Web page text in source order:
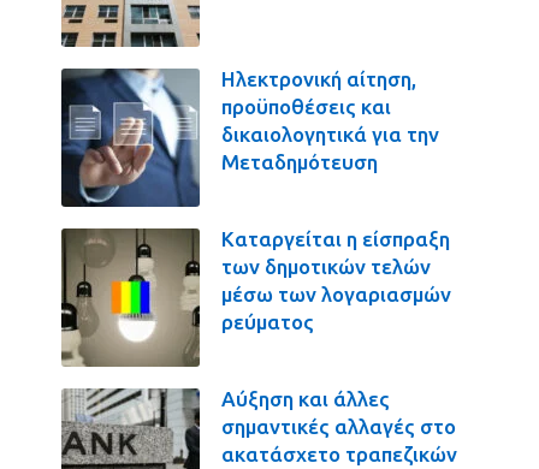
Ηλεκτρονική αίτηση,
προϋποθέσεις και
δικαιολογητικά για την
Μεταδημότευση
Καταργείται η είσπραξη
των δημοτικών τελών
μέσω των λογαριασμών
ρεύματος
Αύξηση και άλλες
σημαντικές αλλαγές στο
ακατάσχετο τραπεζικών